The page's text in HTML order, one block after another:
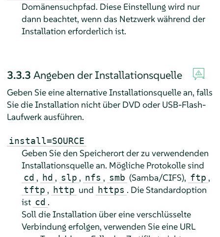
Domänensuchpfad. Diese Einstellung wird nur
dann beachtet, wenn das Netzwerk während der
Installation erforderlich ist.
3.3.3 Angeben der Installationsquelle
Geben Sie eine alternative Installationsquelle an, falls
Sie die Installation nicht über DVD oder USB-Flash-
Laufwerk ausführen.
install=SOURCE
Geben Sie den Speicherort der zu verwendenden
Installationsquelle an. Mögliche Protokolle sind
cd , hd , slp , nfs , smb (Samba/CIFS), ftp ,
tftp , http und https . Die Standardoption
ist cd .
Soll die Installation über eine verschlüsselte
Verbindung erfolgen, verwenden Sie eine URL